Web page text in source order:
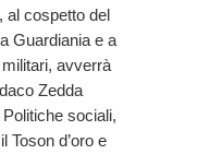
al cospetto del
Guardiania e a
avverrà
Zedda
sociali,
Toson d’oro e